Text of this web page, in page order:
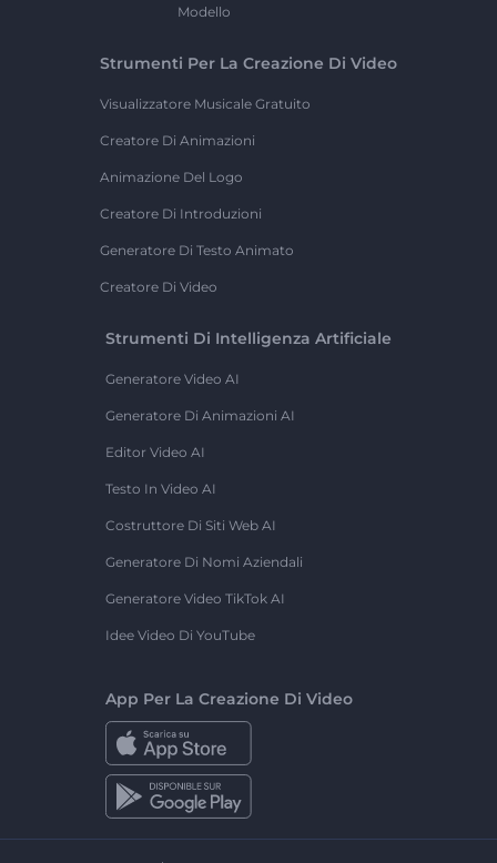
Modello
Strumenti Per La Creazione Di Video
Visualizzatore Musicale Gratuito
Creatore Di Animazioni
Animazione Del Logo
Creatore Di Introduzioni
Generatore Di Testo Animato
Creatore Di Video
Strumenti Di Intelligenza Artificiale
Generatore Video AI
Generatore Di Animazioni AI
Editor Video AI
Testo In Video AI
Costruttore Di Siti Web AI
Generatore Di Nomi Aziendali
Generatore Video TikTok AI
Idee Video Di YouTube
App Per La Creazione Di Video